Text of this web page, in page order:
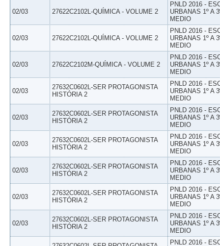
02/03 27622C2102L-QUÍMICA - VOLUME 2
PNLD 2016 -
URBANAS 1º A
MEDIO
02/03 27622C2102L-QUÍMICA - VOLUME 2
PNLD 2016 -
URBANAS 1º A
MEDIO
02/03 27622C2102M-QUÍMICA - VOLUME 2
PNLD 2016 -
URBANAS 1º A
MEDIO
02/03
27632C0602L-SER PROTAGONISTA
HISTÓRIA 2
PNLD 2016 -
URBANAS 1º A
MEDIO
02/03
27632C0602L-SER PROTAGONISTA
HISTÓRIA 2
PNLD 2016 -
URBANAS 1º A
MEDIO
02/03
27632C0602L-SER PROTAGONISTA
HISTÓRIA 2
PNLD 2016 -
URBANAS 1º A
MEDIO
02/03
27632C0602L-SER PROTAGONISTA
HISTÓRIA 2
PNLD 2016 -
URBANAS 1º A
MEDIO
02/03
27632C0602L-SER PROTAGONISTA
HISTÓRIA 2
PNLD 2016 -
URBANAS 1º A
MEDIO
02/03
27632C0602L-SER PROTAGONISTA
HISTÓRIA 2
PNLD 2016 -
URBANAS 1º A
MEDIO
PNLD 2016 -